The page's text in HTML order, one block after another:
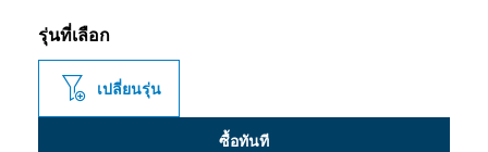
รุ่นที่เลือก
เปลี่ยนรุ่น
ซื้อทันที